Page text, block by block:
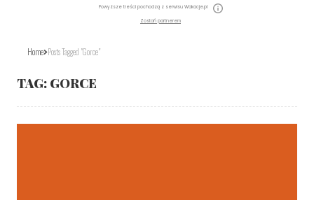
Powyższe treści pochodzą z serwisu Wakacje.pl
Zostań partnerem
Home Posts Tagged "Gorce"
TAG: GORCE